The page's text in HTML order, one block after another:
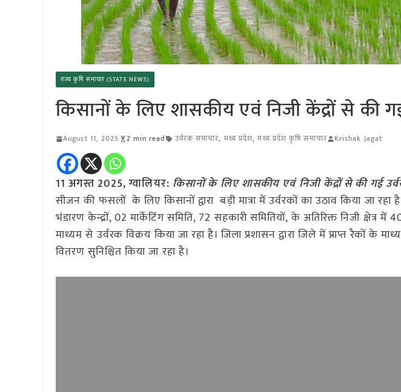
राज्य कृषि समाचार (STATE NEWS)
किसानों के लिए शासकीय एवं निजी केंद्रों से की
August 11, 2025 2 min read उर्वरक समाचार, मध्य प्रदेश,मध्य प्रदेश कृषि समाचार Krishak Jagat
11 अगस्त 2025,ग्वालियर: किसानों के लिए शासकीय एवं निजी केंद्रों से की गई
सीजन की फसलों के लिए किसानों द्वारा बड़ी मात्रा में उर्वरकों का उठाव किया जा
भंडारण केन्द्रों, 02 मार्केटिंग समिति, 72 सहकारी समितियों, के अतिरिक्त निजी
माध्यम से उर्वरक विक्रय किया जा रहा है। जिला प्रशासन द्वारा जिले में प्राप्त रैकों के
वितरण सुनिश्चित किया जा रहा है।